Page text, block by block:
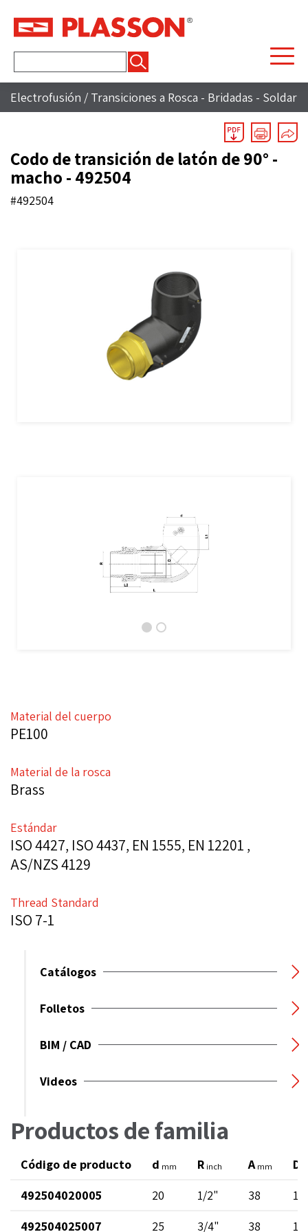
Electrofusión / Transiciones a Rosca - Bridadas - Soldar
Codo de transición de latón de 90° -
macho - 492504
#492504
Material del cuerpo
PE100
Material de la rosca
Brass
Estándar
ISO 4427, ISO 4437, EN 1555, EN 12201 ,
AS/NZS 4129
Thread Standard
ISO 7-1
Catálogos
Folletos
BIM / CAD
Videos
Productos de familia
Código de producto d mm R inch A mm D
492504020005 20 1/2" 38
14
492504025007
25 3/4" 38 19